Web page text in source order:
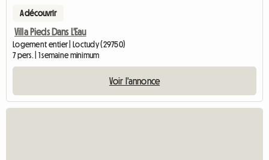
A découvrir
Villa Pieds Dans L'Eau
Logement entier | Loctudy (29750)
7 pers. | 1 semaine minimum
Voir l'annonce